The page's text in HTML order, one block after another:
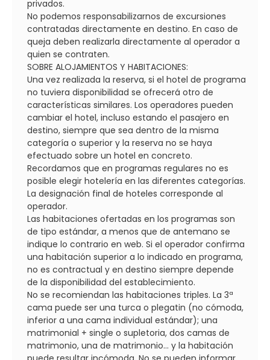
privados.
No podemos responsabilizarnos de excursiones
contratadas directamente en destino. En caso de
queja deben realizarla directamente al operador a
quien se contraten.
SOBRE ALOJAMIENTOS Y HABITACIONES:
Una vez realizada la reserva, si el hotel de programa
no tuviera disponibilidad se ofrecerá otro de
características similares. Los operadores pueden
cambiar el hotel, incluso estando el pasajero en
destino, siempre que sea dentro de la misma
categoría o superior y la reserva no se haya
efectuado sobre un hotel en concreto.
Recordamos que en programas regulares no es
posible elegir hotelería en las diferentes categorías.
La designación final de hoteles corresponde al
operador.
Las habitaciones ofertadas en los programas son
de tipo estándar, a menos que de antemano se
indique lo contrario en web. Si el operador confirma
una habitación superior a lo indicado en programa,
no es contractual y en destino siempre depende
de la disponibilidad del establecimiento.
No se recomiendan las habitaciones triples. La 3ª
cama puede ser una turca o plegatin (no cómoda,
inferior a una cama individual estándar); una
matrimonial + single o supletoria, dos camas de
matrimonio, una de matrimonio... y la habitación